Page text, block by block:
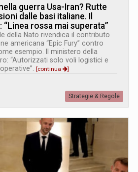
guerra Usa-Iran? Rutte
dalle basi italiane. Il
rossa mai superata”
della Nato rivendica il contributo
americana “Epic Fury” contro
esempio. Il ministero della
“Autorizzati solo voli logistici e
[continua
]
Strategie & Regole